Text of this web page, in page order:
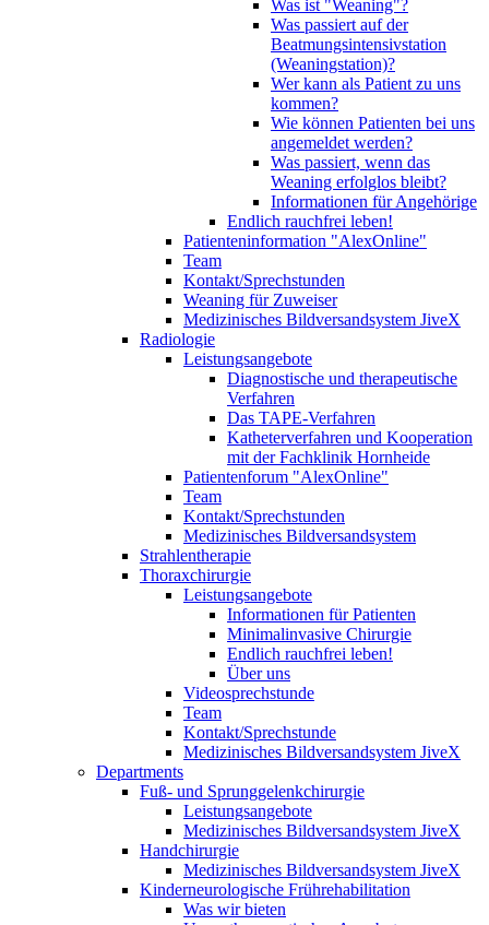
Was ist "Weaning"?
Was passiert auf der
Beatmungsintensivstation
(Weaningstation)?
Wer kann als Patient zu uns
kommen?
Wie können Patienten bei uns
angemeldet werden?
Was passiert, wenn das
Weaning erfolglos bleibt?
Informationen für Angehörige
Endlich rauchfrei leben!
Patienteninformation "AlexOnline"
Team
Kontakt/Sprechstunden
Weaning für Zuweiser
Medizinisches Bildversandsystem JiveX
Radiologie
Leistungsangebote
Diagnostische und therapeutische
Verfahren
Das TAPE-Verfahren
Katheterverfahren und Kooperation
mit der Fachklinik Hornheide
Patientenforum "AlexOnline"
Team
Kontakt/Sprechstunden
Medizinisches Bildversandsystem
Strahlentherapie
Thoraxchirurgie
Leistungsangebote
Informationen für Patienten
Minimalinvasive Chirurgie
Endlich rauchfrei leben!
Über uns
Videosprechstunde
Team
Kontakt/Sprechstunde
Medizinisches Bildversandsystem JiveX
Departments
Fuß- und Sprunggelenkchirurgie
Leistungsangebote
Medizinisches Bildversandsystem JiveX
Handchirurgie
Medizinisches Bildversandsystem JiveX
Kinderneurologische Frührehabilitation
Was wir bieten